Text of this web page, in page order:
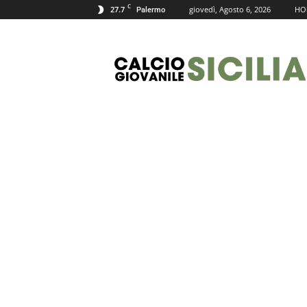
27.7 C Palermo giovedì, Agosto 6, 2026
Giovanile
Sicilia